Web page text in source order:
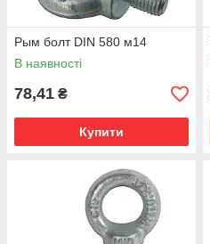
Рым болт DIN 580 м14
В наявності
78,41 ₴
Купити